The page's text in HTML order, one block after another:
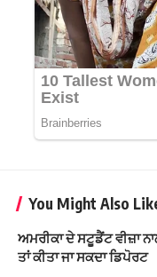
You Might Also
ਅਮਰੀਕਾ ਦੇ ਸਟੂਡੈਂਟ ਵੀਜ਼ਾ
ਤਾਂ ਕੀਤਾ ਜਾ ਸਕਦਾ ਡਿਪੋਰਟ